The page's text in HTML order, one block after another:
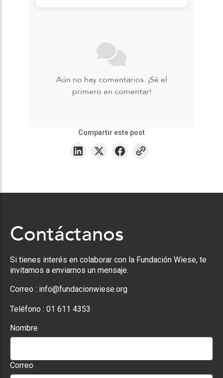
Aún no hay comentarios. ¡Sé el
primero en comentar!
Compartir este post
Contáctanos
Si tienes interés en colaborar con la Fundación Wiese, te
invitamos a enviarnos un mensaje.
Correo : info@fundacionwiese.org
Teléfono : 01 611 4353
Nombre
Correo